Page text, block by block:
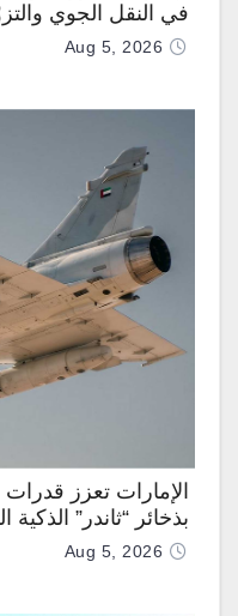
في النقل الجوي
تزويدها بطائرتي “كيه سي-390
Aug 5, 2026
بذخائر “ثاندر”
Aug 5, 2026